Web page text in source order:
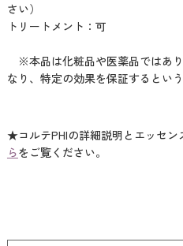
さい）
トリートメント：可
※本品は化粧品や医薬品ではあ
なり、特定の効果を保証するとい
★コルテPHIの詳細説明とエッセン
らをご覧ください。